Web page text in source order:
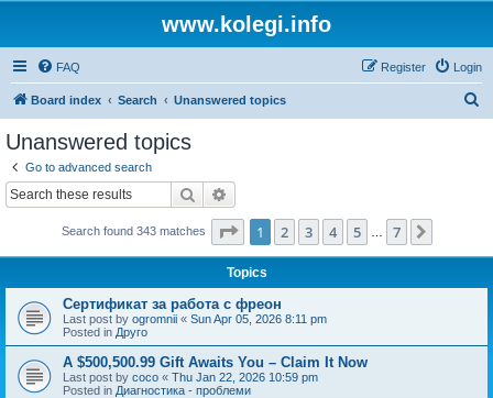
www.kolegi.info
FAQ Login
Register
Board index Search Unanswered topics
Unanswered topics
Go to advanced search
Search
Search found 343 matches Page 1of 7
1 2 3 4 5 7
Topics
Сертификат за работа с фреон
Last post by ogromnii « Sun Apr 05, 2026 8:11 pm
Posted in Друго
A $500,500.99 Gift Awaits You – Claim It Now
Last post by coco « Thu Jan 22, 2026 10:59 pm
Posted in Диагностика - проблеми